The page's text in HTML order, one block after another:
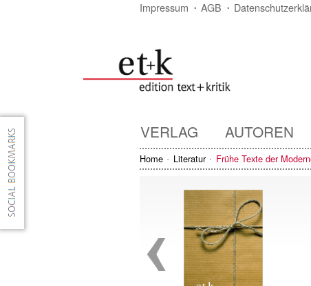
Impressum AGB
VERLAG AUTOREN
Home Literatur Frühe Texte der